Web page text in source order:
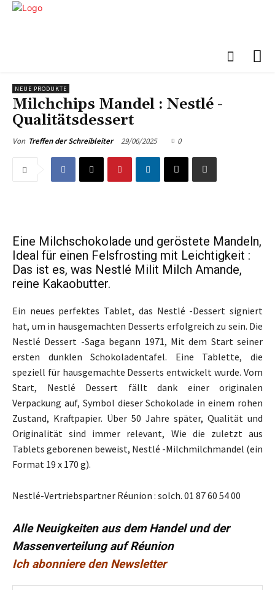
NEUE PRODUKTE
Milchchips Mandel : Nestlé -
Qualitätsdessert
Von Treffen der Schreibleiter 29/06/2025 0
Eine Milchschokolade und geröstete Mandeln,
Ideal für einen Felsfrosting mit Leichtigkeit :
Das ist es, was Nestlé Milit Milch Amande,
reine Kakaobutter.
Ein neues perfektes Tablet, das Nestlé -Dessert signiert
hat, um in hausgemachten Desserts erfolgreich zu sein. Die
Nestlé Dessert -Saga begann 1971, Mit dem Start seiner
ersten dunklen Schokoladentafel. Eine Tablette, die
speziell für hausgemachte Desserts entwickelt wurde. Vom
Start, Nestlé Dessert fällt dank einer originalen
Verpackung auf, Symbol dieser Schokolade in einem rohen
Zustand, Kraftpapier. Über 50 Jahre später, Qualität und
Originalität sind immer relevant, Wie die zuletzt aus
Tablets geborenen beweist, Nestlé -Milchmilchmandel (ein
Format 19 x 170 g).
Nestlé-Vertriebspartner Réunion : solch. 01 87 60 54 00
Alle Neuigkeiten aus dem Handel und der
Massenverteilung auf Réunion
Ich abonniere den Newsletter